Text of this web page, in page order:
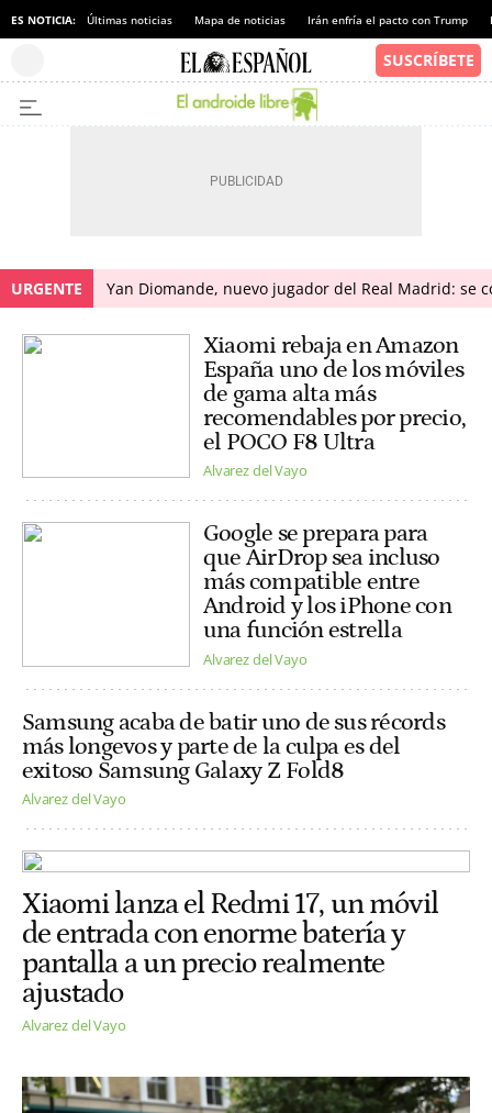
ES NOTICIA: Últimas noticias Mapa de noticias Irán enfría el pacto con Trump
URGENTE Yan Diomande, nuevo jugador del Real Madrid: se
Xiaomi rebaja en Amazon
España uno de los móviles
de gama alta más
recomendables por precio,
el POCO F8 Ultra
Alvarez del Vayo
Google se prepara para
que AirDrop sea incluso
más compatible entre
Android y los iPhone con
una función estrella
Alvarez del Vayo
Samsung acaba de batir uno de sus récords
más longevos y parte de la culpa es del
exitoso Samsung Galaxy Z Fold8
Alvarez del Vayo
Xiaomi lanza el Redmi 17, un móvil
de entrada con enorme batería y
pantalla a un precio realmente
ajustado
Alvarez del Vayo